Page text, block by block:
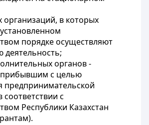
организаций, в которых
порядке осуществляют
деятельность;
органов -
с целью
предпринимательской
соответствии с
Республики Казахстан